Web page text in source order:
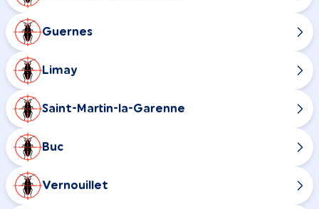
Guernes
Limay
Saint-Martin-la-Garenne
Buc
Vernouillet